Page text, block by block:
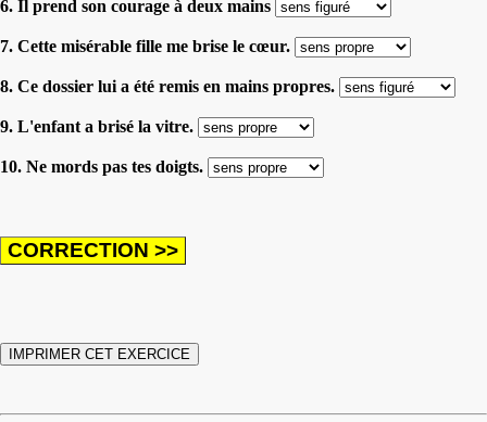
6. Il prend son courage à deux mains
7. Cette misérable fille me brise le cœur.
8. Ce dossier lui a été remis en mains propres.
9. L'enfant a brisé la vitre.
10. Ne mords pas tes doigts.